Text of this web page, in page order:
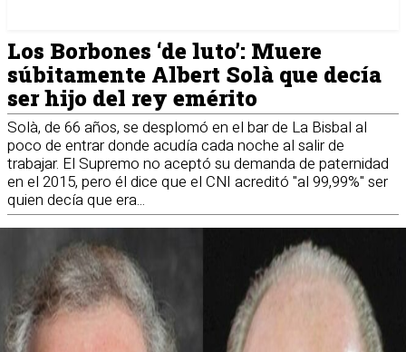
Los Borbones ‘de luto’: Muere
súbitamente Albert Solà que decía
ser hijo del rey emérito
Solà, de 66 años, se desplomó en el bar de La Bisbal al
poco de entrar donde acudía cada noche al salir de
trabajar. El Supremo no aceptó su demanda de paternidad
en el 2015, pero él dice que el CNI acreditó "al 99,99%" ser
quien decía que era...